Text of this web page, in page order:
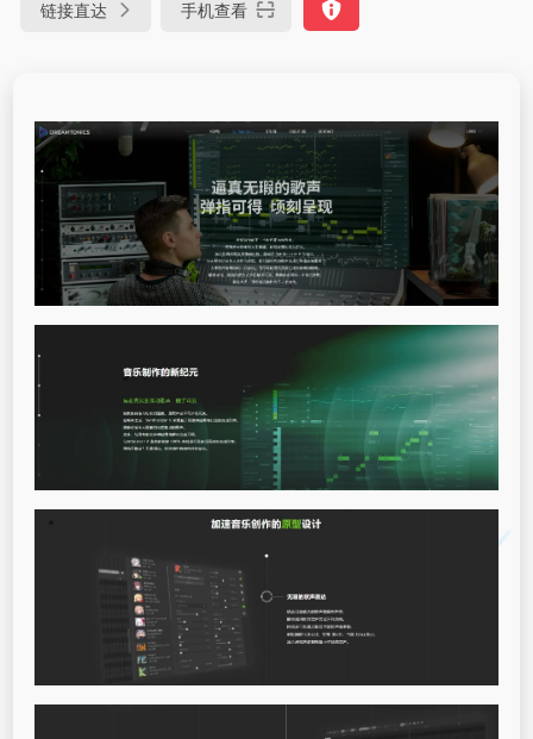
链接直达 手机查看